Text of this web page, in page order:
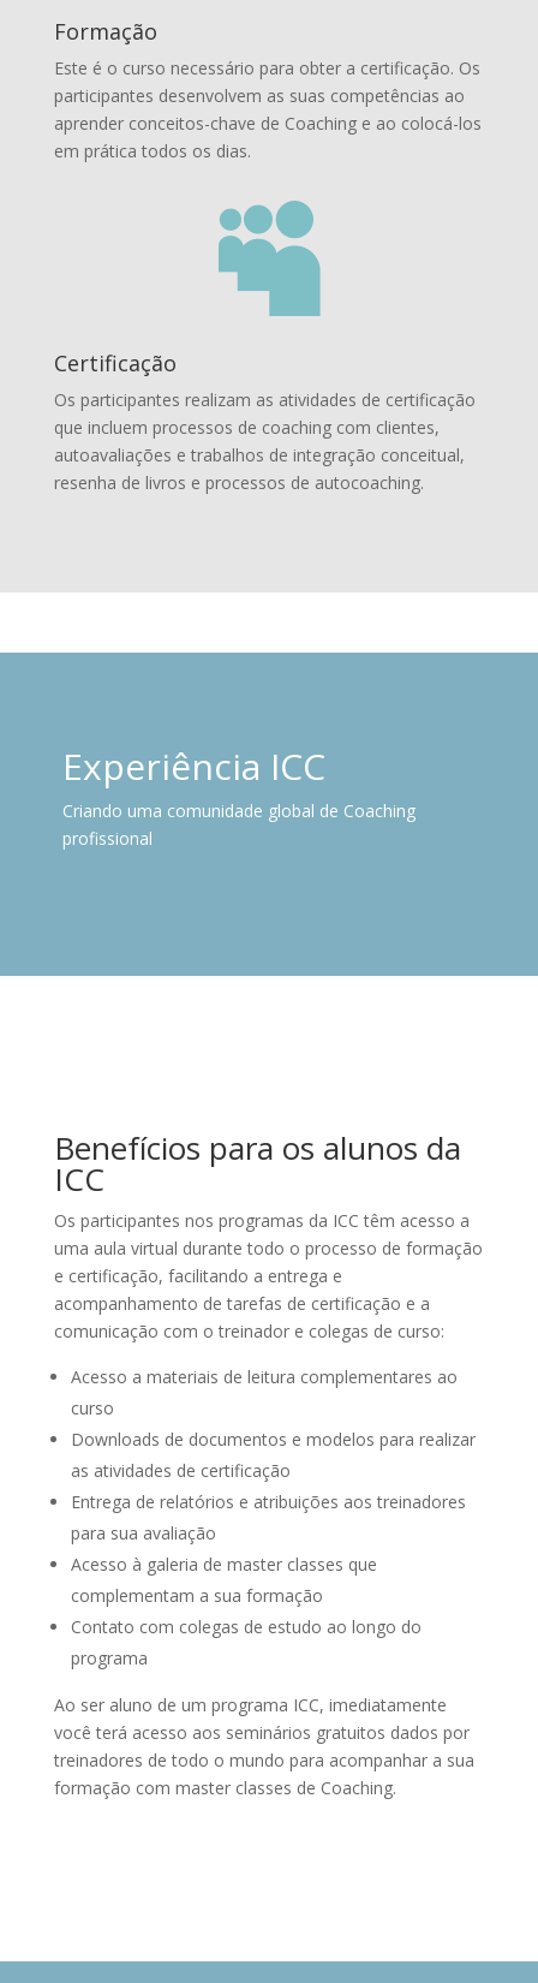
Formação
Este é o curso necessário para obter a certificação. Os
participantes desenvolvem as suas competências ao
aprender conceitos-chave de Coaching e ao colocá-los
em prática todos os dias.

Certificação
Os participantes realizam as atividades de certificação
que incluem processos de coaching com clientes,
autoavaliações e trabalhos de integração conceitual,
resenha de livros e processos de autocoaching.
Experiência ICC
Criando uma comunidade global de Coaching
profissional
Benefícios para os alunos da
ICC
Os participantes nos programas da ICC têm acesso a
uma aula virtual durante todo o processo de formação
e certificação, facilitando a entrega e
acompanhamento de tarefas de certificação e a
comunicação com o treinador e colegas de curso:
Acesso a materiais de leitura complementares ao
curso
Downloads de documentos e modelos para realizar
as atividades de certificação
Entrega de relatórios e atribuições aos treinadores
para sua avaliação
Acesso à galeria de master classes que
complementam a sua formação
Contato com colegas de estudo ao longo do
programa
Ao ser aluno de um programa ICC, imediatamente
você terá acesso aos seminários gratuitos dados por
treinadores de todo o mundo para acompanhar a sua
formação com master classes de Coaching.